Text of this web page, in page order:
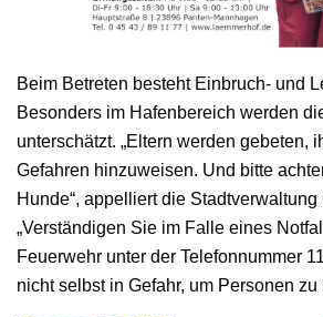
Beim Betreten besteht Einbruch- und
Besonders im Hafenbereich werden
unterschätzt. „Eltern werden gebeten,
Gefahren hinzuweisen. Und bitte
Hunde“, appelliert die Stadtverwaltung
„Verständigen Sie im Falle eines
Feuerwehr unter der Telefonnummer
nicht selbst in Gefahr, um Personen zu